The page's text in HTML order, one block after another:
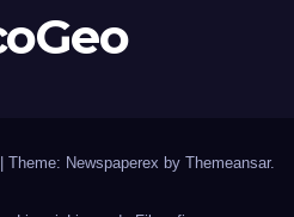
Theme: Newspaperex by Themeansar.